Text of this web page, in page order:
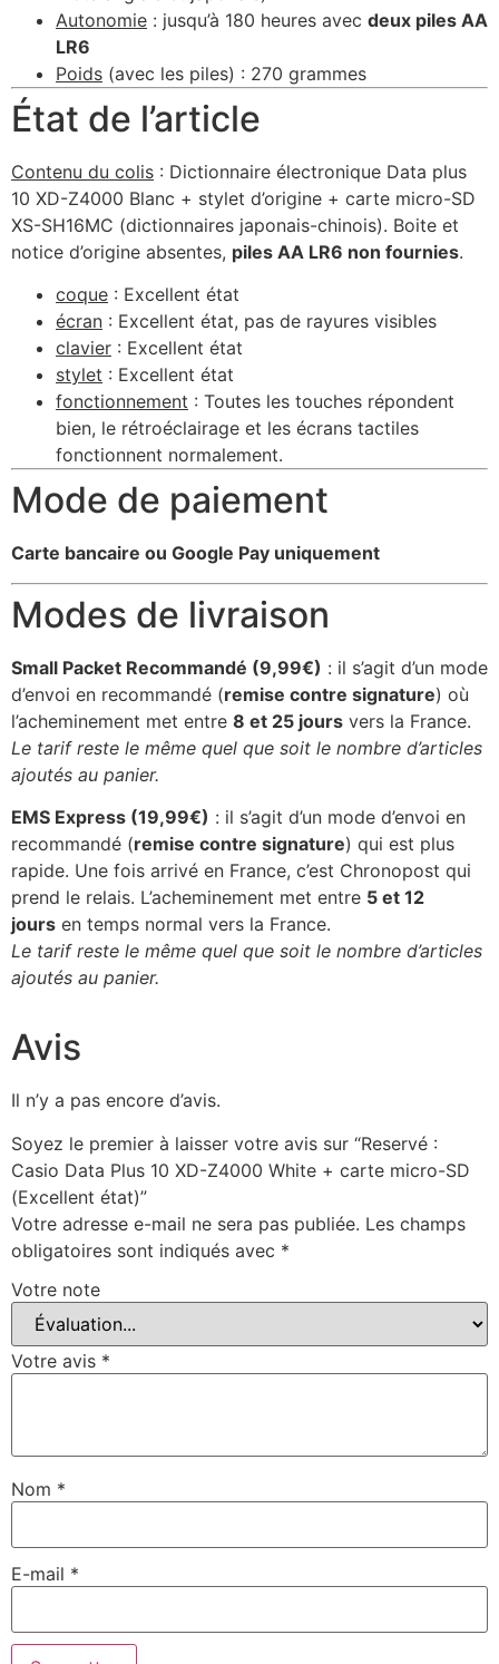
Autonomie : jusqu’à 180 heures avec deux piles AA
LR6
Poids (avec les piles) : 270 grammes
État de l’article
Contenu du colis : Dictionnaire électronique Data plus
10 XD-Z4000 Blanc + stylet d’origine + carte micro-SD
XS-SH16MC (dictionnaires japonais-chinois). Boite et
notice d’origine absentes, piles AA LR6 non fournies.
coque : Excellent état
écran : Excellent état, pas de rayures visibles
clavier : Excellent état
stylet : Excellent état
fonctionnement : Toutes les touches répondent
bien, le rétroéclairage et les écrans tactiles
fonctionnent normalement.
Mode de paiement
Carte bancaire ou Google Pay uniquement
Modes de livraison
Small Packet Recommandé (9,99€) : il s’agit d’un mode
d’envoi en recommandé (remise contre signature) où
l’acheminement met entre 8 et 25 jours vers la France.
Le tarif reste le même quel que soit le nombre d’articles
ajoutés au panier.
EMS Express (19,99€) : il s’agit d’un mode d’envoi en
recommandé (remise contre signature) qui est plus
rapide. Une fois arrivé en France, c’est Chronopost qui
prend le relais. L’acheminement met entre 5 et 12
jours en temps normal vers la France.
Le tarif reste le même quel que soit le nombre d’articles
ajoutés au panier.
Avis
Il n’y a pas encore d’avis.
Soyez le premier à laisser votre avis sur “Reservé :
Casio Data Plus 10 XD-Z4000 White + carte micro-SD
(Excellent état)”
Votre adresse e-mail ne sera pas publiée. Les champs
obligatoires sont indiqués avec *
Votre note
Votre avis *
Nom *
E-mail *